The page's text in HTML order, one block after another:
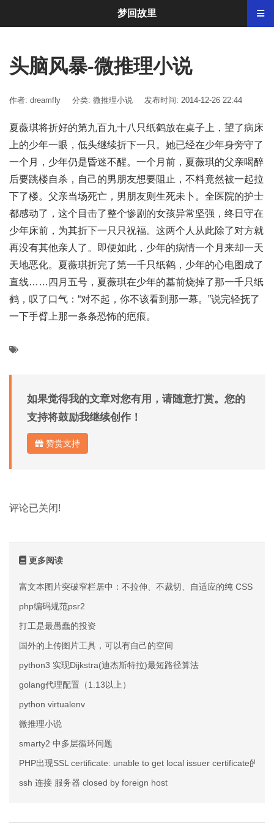
头脑风暴-微推理小说
作者: dreamfly 分类: 微推理小说 发布时间: 2014-12-26 22:44
夏薇琪将折好的第九百九十八只纸鹤放在桌子上，望了病床
上的少年一眼，低头继续折下一只。她已经在少年身旁守了
一个月，少年仍是昏迷不醒。一个月前，夏薇琪的父亲喝醉
后要跳楼自杀，自己的男朋友想要阻止，不料竟然被一起拉
下了楼。父亲当场死亡，男朋友则生死未卜。全医院的护士
都感动了，这个目击了整个惨剧的女孩异常坚强，终日守在
少年床前，为其折下一只只祝福。这两个人从此除了对方就
再没有其他亲人了。即便如此，少年的病情一个月来却一天
天地恶化。夏薇琪折完了第一千只纸鹤，少年的心电图成了
直线……四月五号，夏薇琪在少年的墓前烧掉了那一千只纸
鹤，叹了口气：“对不起，你不该看到那一幕。”说完轻抚了
一下手臂上那一条条恐怖的疤痕。
如果觉得我的文章对您有用，请随意打赏。您的
支持将鼓励我继续创作！
赞赏支持
评论已关闭!
更多阅读
富文本图片突破窄栏居中：不拉伸、不裁切、自适应的纯 CSS 方案
php编码规范psr2
打工是最愚蠢的投资
国外的上传图片工具，可以有自己的空间
python3 实现Dijkstra(迪杰斯特拉)最短路径算法
golang代理配置（1.13以上）
python virtualenv
微推理小说
smarty2 中多层循环问题
PHP出现SSL certificate: unable to get local issuer certificate的解
ssh 连接 服务器 closed by foreign host
梦回故里